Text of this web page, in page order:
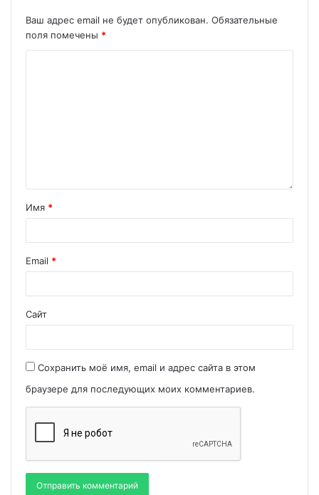
Ваш адрес email не будет опубликован. Обязательные
поля помечены *
Имя *
Email *
Сайт
Сохранить моё имя, email и адрес сайта в этом
браузере для последующих моих комментариев.